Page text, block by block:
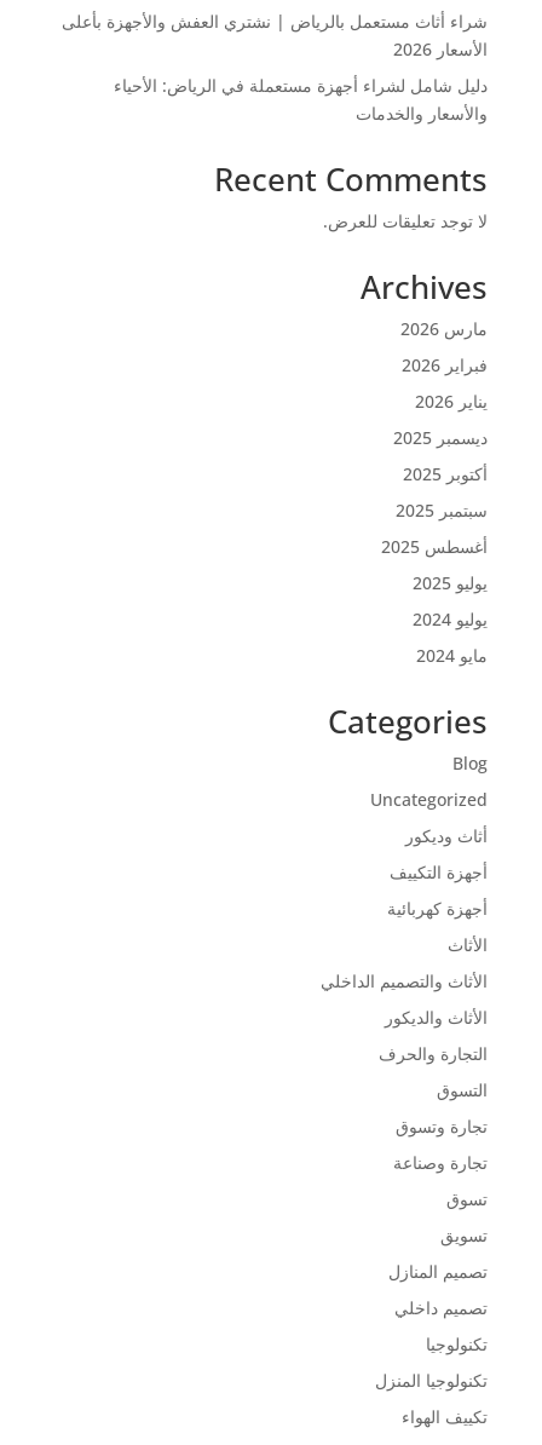
شراء أثاث مستعمل بالرياض | نشتري العفش والأجهزة بأعلى
الأسعار 2026
دليل شامل لشراء أجهزة مستعملة في الرياض: الأحياء
والأسعار والخدمات
Recent Comments
لا توجد تعليقات للعرض.
Archives
مارس 2026
فبراير 2026
يناير 2026
ديسمبر 2025
أكتوبر 2025
سبتمبر 2025
أغسطس 2025
يوليو 2025
يوليو 2024
مايو 2024
Categories
Blog
Uncategorized
أثاث وديكور
أجهزة التكييف
أجهزة كهربائية
الأثاث
الأثاث والتصميم الداخلي
الأثاث والديكور
التجارة والحرف
التسوق
تجارة وتسوق
تجارة وصناعة
تسوق
تسويق
تصميم المنازل
تصميم داخلي
تكنولوجيا
تكنولوجيا المنزل
تكييف الهواء